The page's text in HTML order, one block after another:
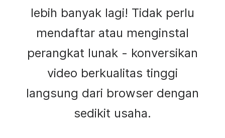
lebih banyak lagi! Tidak perlu
mendaftar atau menginstal
perangkat lunak - konversikan
video berkualitas tinggi
langsung dari browser dengan
sedikit usaha.